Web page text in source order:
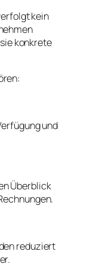
kein
konkrete
und
Überblick
reduziert